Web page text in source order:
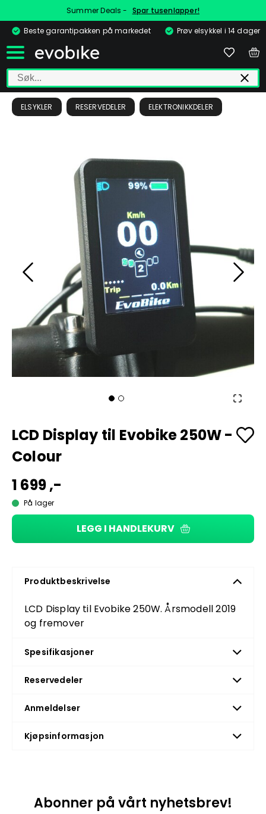
Summer Deals - Spar tusenlapper!
Beste garantipakken på markedet
Prøv elsykkel i 14 dager
ELSYKLER RESERVEDELER ELEKTRONIKKDELER
LCD Display til Evobike 250W -
Colour
1 699 ,-
På lager
LEGG I HANDLEKURV
Produktbeskrivelse
LCD Display til Evobike 250W. Årsmodell 2019
og fremover
Spesifikasjoner
Reservedeler
Anmeldelser
Kjøpsinformasjon
Abonner på vårt nyhetsbrev!